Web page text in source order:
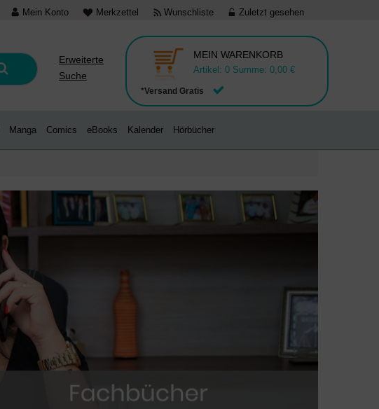
Mein Konto Merkzettel Wunschliste Zuletzt gesehen
Erweiterte
Suche
*Versand Gratis
MEIN WARENKORB
Artikel: 0 Summe: 0,00 €
Manga Comics eBooks Kalender Hörbücher